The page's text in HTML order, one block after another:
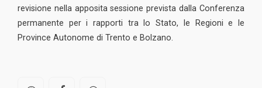
revisione nella apposita sessione prevista dalla Conferenza
permanente per i rapporti tra lo Stato, le Regioni e le
Province Autonome di Trento e Bolzano.